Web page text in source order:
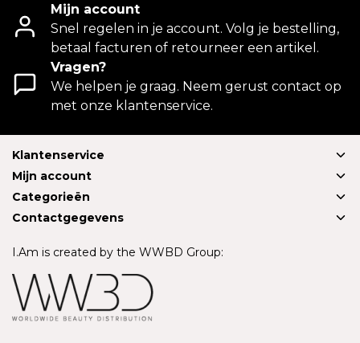
Mijn account
Snel regelen in je account. Volg je bestelling,
betaal facturen of retourneer een artikel.
Vragen?
We helpen je graag. Neem gerust contact op
met onze klantenservice.
Klantenservice
Mijn account
Categorieën
Contactgegevens
I.Am is created by the WWBD Group: